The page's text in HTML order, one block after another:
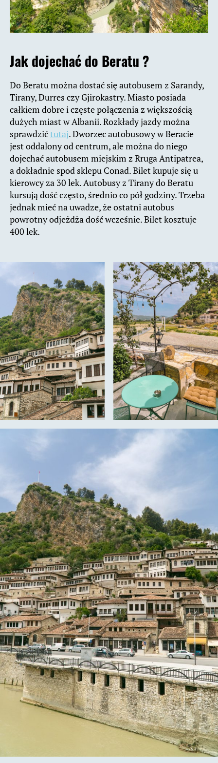
Jak dojechać do Beratu ?
Do Beratu można dostać się autobusem z Sarandy,
Tirany, Durres czy Gjirokastry. Miasto posiada
całkiem dobre i częste połączenia z większością
dużych miast w Albanii. Rozkłady jazdy można
sprawdzićtutaj. Dworzec autobusowy w Beracie
jest oddalony od centrum, ale można do niego
dojechać autobusem miejskim z Rruga Antipatrea,
a dokładnie spod sklepu Conad. Bilet kupuje się u
kierowcy za 30 lek. Autobusy z Tirany do Beratu
kursują dość często, średnio co pół godziny. Trzeba
jednak mieć na uwadze, że ostatni autobus
powrotny odjeżdża dość wcześnie. Bilet kosztuje
400 lek.